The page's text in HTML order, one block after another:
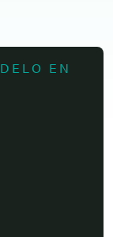
EN